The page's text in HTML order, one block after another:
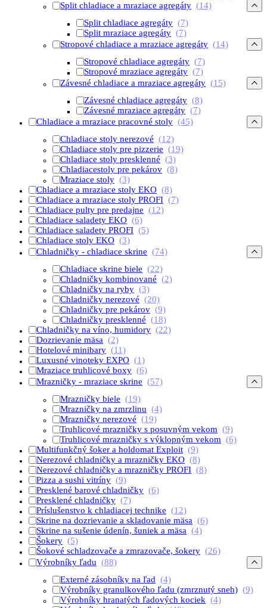
Split chladiace a mraziace agregáty (14)
Split chladiace agregáty (7)
Split mraziace agregáty (7)
Stropové chladiace a mraziace agregáty (14)
Stropové chladiace agregáty (7)
Stropové mraziace agregáty (7)
Závesné chladiace a mraziace agregáty (15)
Závesné chladiace agregáty (8)
Závesné mraziace agregáty (7)
Chladiace a mraziace pracovné stoly (45)
Chladiace stoly nerezové (12)
Chladiace stoly pre pizzerie (19)
Chladiace stoly presklenné (3)
Chladiacestoly pre pekárov (8)
Mraziace stoly (3)
Chladiace a mraziace stoly EKO (8)
Chladiace a mraziace stoly PROFI (7)
Chladiace pulty pre predajne (12)
Chladiace saladety EKO (6)
Chladiace saladety PROFI (5)
Chladiace stoly EKO (3)
Chladničky - chladiace skrine (74)
Chladiace skrine biele (22)
Chladničky kombinované (2)
Chladničky na ryby (3)
Chladničky nerezové (20)
Chladničky pre pekárov (9)
Chladničky presklenné (18)
Chladničky na víno, humidory (22)
Dozrievanie mäsa (2)
Hotelové minibary (11)
Luxusné vinoteky EXPO (1)
Mraziace truhlicové boxy (6)
Mrazničky - mraziace skrine (57)
Mrazničky biele (19)
Mrazničky na zmrzlinu (4)
Mrazničky nerezové (19)
Truhlicové mrazničky s posuvným vekom (9)
Truhlicové mrazničky s výklopným vekom (6)
Multifunkčný šoker a holdomat Exploit (9)
Nerezové chladničky a mrazničky EKO (8)
Nerezové chladničky a mrazničky PROFI (8)
Pizza a sushi vitríny (9)
Presklené barové chladničky (6)
Presklené chladničky (7)
Príslušenstvo k chladiacej technike (12)
Skrine na dozrievanie a skladovanie mäsa (6)
Skrine na sušenie údenín, šuniek a mäsa (4)
Šokery (5)
Šokové schladzovače a zmrazovače, šokery (26)
Výrobníky ľadu (88)
Externé zásobníky na ľad (4)
Výrobníky granulkového ľadu (zmrznutý sneh) (9)
Výrobníky hranatých ľadových kociek (4)